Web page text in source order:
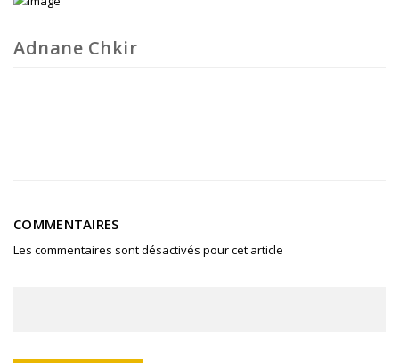
Adnane Chkir
COMMENTAIRES
Les commentaires sont désactivés pour cet article